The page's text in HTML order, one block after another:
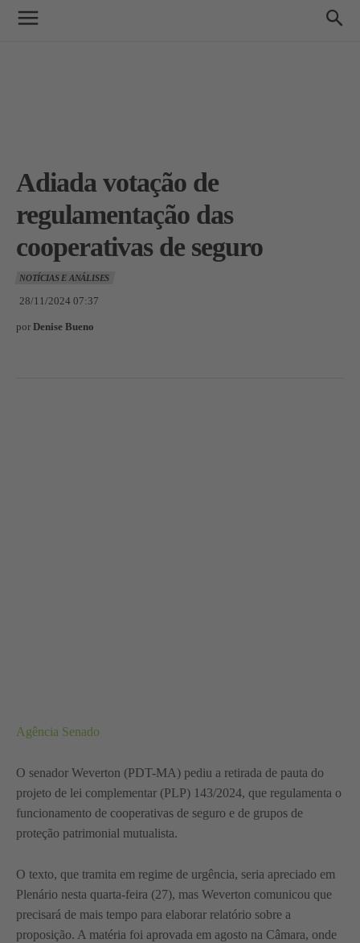
Adiada votação de
regulamentação das
cooperativas de seguro
NOTÍCIAS E ANÁLISES
28/11/2024 07:37
por Denise Bueno
Agência Senado
O senador Weverton (PDT-MA) pediu a retirada de pauta do
projeto de lei complementar (PLP) 143/2024, que regulamenta o
funcionamento de cooperativas de seguro e de grupos de
proteção patrimonial mutualista.
O texto, que tramita em regime de urgência, seria apreciado em
Plenário nesta quarta-feira (27), mas Weverton comunicou que
precisará de mais tempo para elaborar relatório sobre a
proposição. A matéria foi aprovada em agosto na Câmara, onde